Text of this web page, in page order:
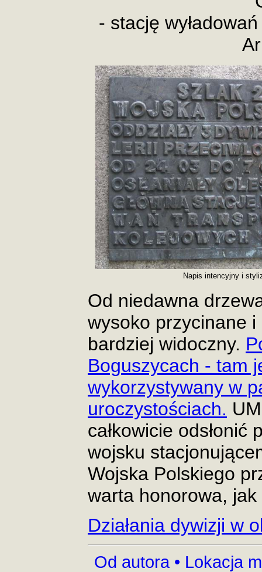
- stację
Napis intencyjny i
Od niedawna
wysoko przycinane
bardziej widoczny.
Boguszycach - tam
wykorzystywany w
uroczystościach.
całkowicie odsłonić
wojsku
Wojska Polskiego
warta honorowa, jak
Działania dywizji w
Od autora • Lokacja